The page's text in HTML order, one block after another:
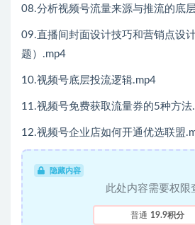
08.分析视频号流量来源与推流的底
09.直播间封面设计技巧和营销点设
题）.mp4
10.视频号底层投流逻辑.mp4
11.视频号免费获取流量券的5种方法
12.视频号企业店如何开通优选联盟
隐藏内容
此处内容需要权限
普通 19.9积分